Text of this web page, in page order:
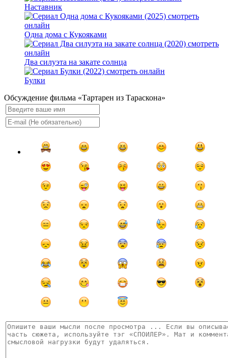
Наставник
Одна дома с Кукояками
Два силуэта на закате солнца
Булки
Обсуждение фильма «Тартарен из Тараскона»